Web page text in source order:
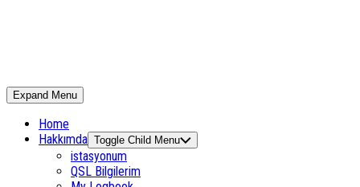
Expand Menu
Home
Hakkımda Toggle Child Menu
istasyonum
QSL Bilgilerim